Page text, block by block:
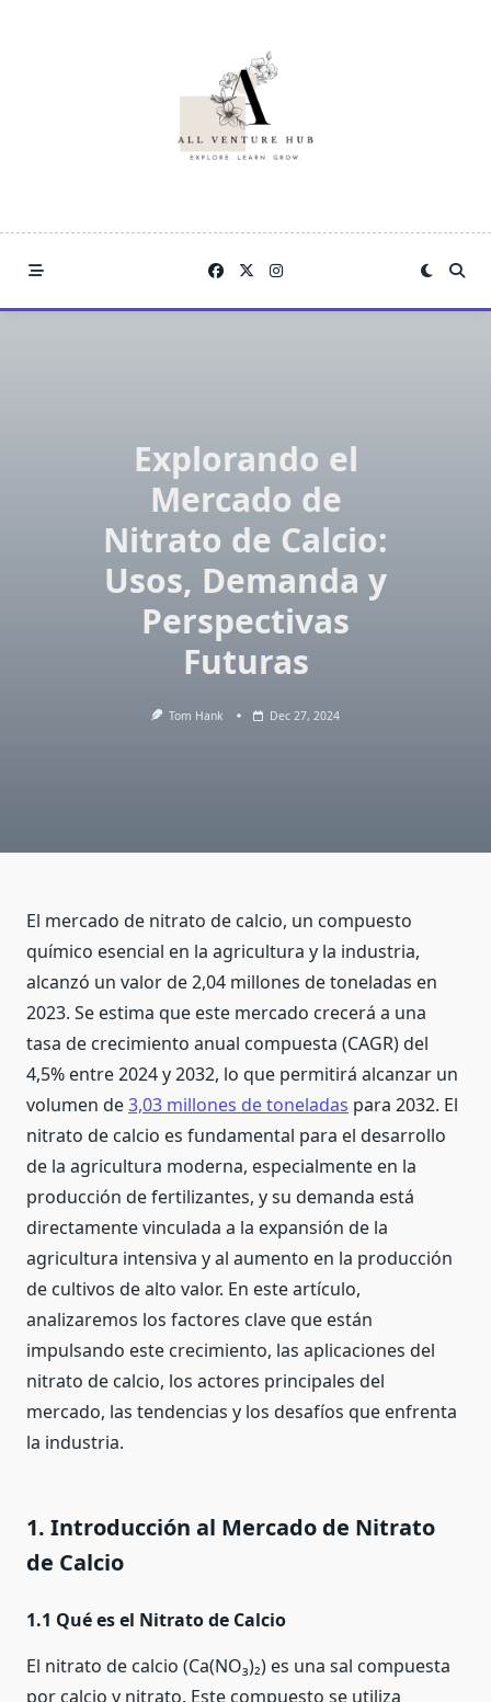
Explorando el
Mercado de
Nitrato de Calcio:
Usos, Demanda y
Perspectivas
Futuras
Tom Hank Dec 27, 2024
El mercado de nitrato de calcio, un compuesto
químico esencial en la agricultura y la industria,
alcanzó un valor de 2,04 millones de toneladas en
2023. Se estima que este mercado crecerá a una
tasa de crecimiento anual compuesta (CAGR) del
4,5% entre 2024 y 2032, lo que permitirá alcanzar un
volumen de3,03 millones de toneladas para 2032. El
nitrato de calcio es fundamental para el desarrollo
de la agricultura moderna, especialmente en la
producción de fertilizantes, y su demanda está
directamente vinculada a la expansión de la
agricultura intensiva y al aumento en la producción
de cultivos de alto valor. En este artículo,
analizaremos los factores clave que están
impulsando este crecimiento, las aplicaciones del
nitrato de calcio, los actores principales del
mercado, las tendencias y los desafíos que enfrenta
la industria.
1. Introducción al Mercado de Nitrato
de Calcio
1.1 Qué es el Nitrato de Calcio
El nitrato de calcio (Ca(NO₃)₂) es una sal compuesta
por calcio y nitrato. Este compuesto se utiliza